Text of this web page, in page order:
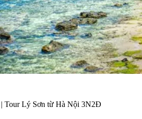
Tour Lý Sơn từ Hà Nội 3N2Đ